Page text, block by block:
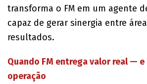
transforma o FM em um agente
capaz de gerar sinergia entre
resultados.
Quando FM entrega valor real — e
operação